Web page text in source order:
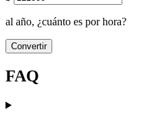
al año, ¿cuánto es por hora?
Convertir
FAQ